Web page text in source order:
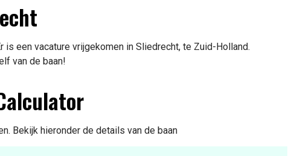
is een vacature vrijgekomen in Sliedrecht, te Zuid-Holland.
van de baan!
Bekijk hieronder de details van de baan